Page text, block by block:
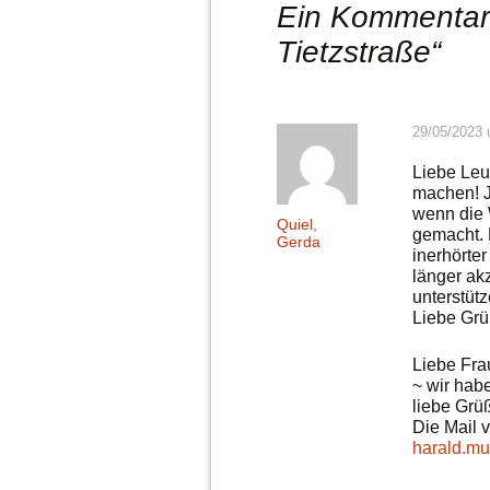
Ein
Tietzstraße“
Quiel,
Gerda
29/05/2023
Liebe
machen!
wenn die
gemacht.
länger
Liebe
Liebe
~ wir
liebe
Die Mail